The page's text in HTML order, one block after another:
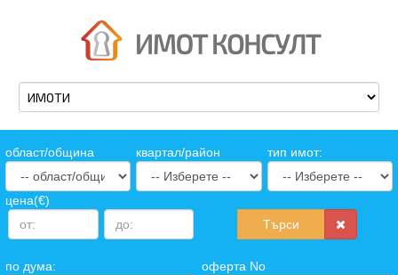
oбласт/община квартал/район тип имот:
цена(€)
Търси
по дума: оферта No